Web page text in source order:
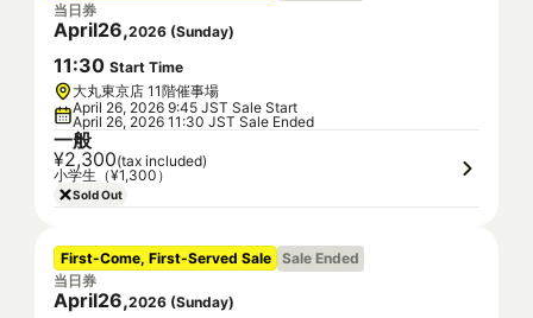
当日券
April26,2026 (Sunday)
11:30 Start Time
大丸東京店 11階催事場
April 26, 2026 9:45 JST Sale Start
April 26, 2026 11:30 JST Sale Ended
一般
¥2,300(tax included)
小学生（¥1,300）
Sold Out
First-Come, First-Served Sale Sale Ended
当日券
April26,2026 (Sunday)